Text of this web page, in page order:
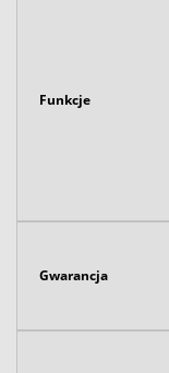
Funkcje
Gwarancja